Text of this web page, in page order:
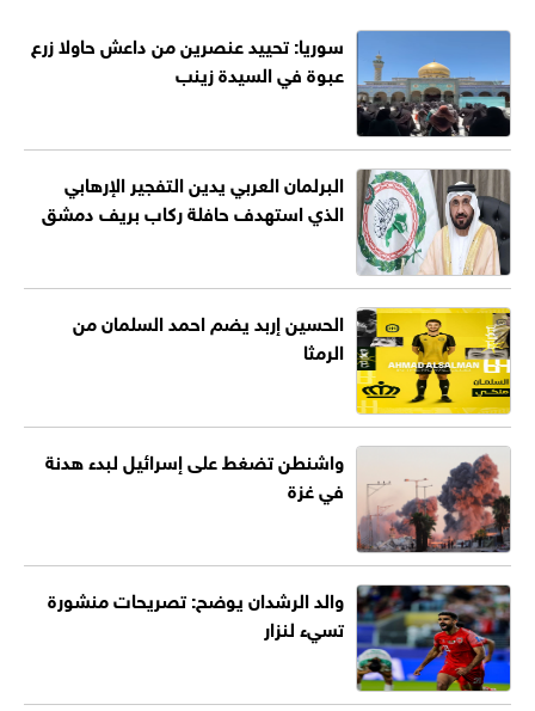
سوريا: تحييد عنصرين من داعش حاولا زرع
عبوة في السيدة زينب
البرلمان العربي يدين التفجير الإرهابي
الذي استهدف حافلة ركاب بريف دمشق
الحسين إربد يضم احمد السلمان من
الرمثا
واشنطن تضغط على إسرائيل لبدء هدنة
في غزة
والد الرشدان يوضح: تصريحات منشورة
تسيء لنزار